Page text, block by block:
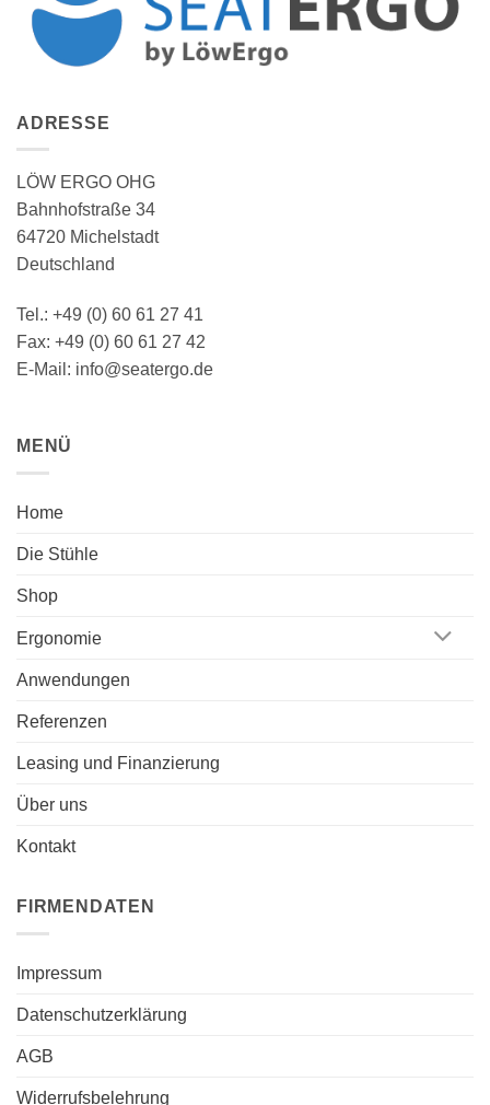
ADRESSE
LÖW ERGO OHG
Bahnhofstraße 34
64720 Michelstadt
Deutschland
Tel.: +49 (0) 60 61 27 41
Fax: +49 (0) 60 61 27 42
E-Mail: info@seatergo.de
MENÜ
Home
Die Stühle
Shop
Ergonomie
Anwendungen
Referenzen
Leasing und Finanzierung
Über uns
Kontakt
FIRMENDATEN
Impressum
Datenschutzerklärung
AGB
Widerrufsbelehrung